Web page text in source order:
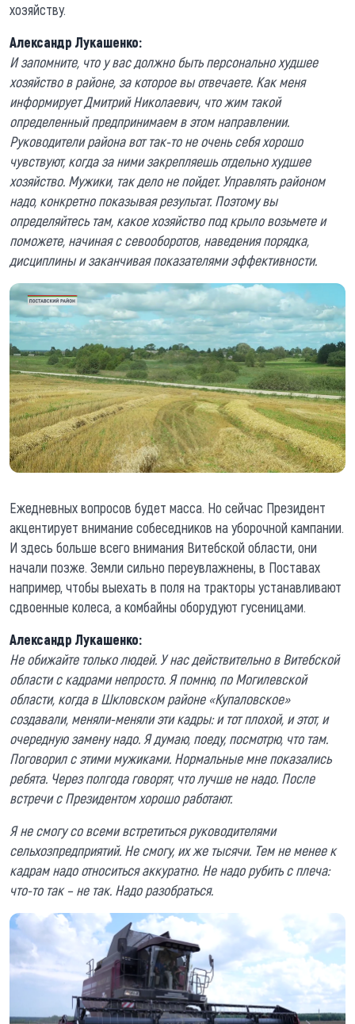
хозяйству.
Александр Лукашенко:
И запомните, что у вас должно быть персонально худшее
хозяйство в районе, за которое вы отвечаете. Как меня
информирует Дмитрий Николаевич, что жим такой
определенный предпринимаем в этом направлении.
Руководители района вот так-то не очень себя хорошо
чувствуют, когда за ними закрепляешь отдельно худшее
хозяйство. Мужики, так дело не пойдет. Управлять районом
надо, конкретно показывая результат. Поэтому вы
определяйтесь там, какое хозяйство под крыло возьмете и
поможете, начиная с севооборотов, наведения порядка,
дисциплины и заканчивая показателями эффективности.
Ежедневных вопросов будет масса. Но сейчас Президент
акцентирует внимание собеседников на уборочной кампании.
И здесь больше всего внимания Витебской области, они
начали позже. Земли сильно переувлажнены, в Поставах
например, чтобы выехать в поля на тракторы устанавливают
сдвоенные колеса, а комбайны оборудуют гусеницами.
Александр Лукашенко:
Не обижайте только людей. У нас действительно в Витебской
области с кадрами непросто. Я помню, по Могилевской
области, когда в Шкловском районе «Купаловское»
создавали, меняли-меняли эти кадры: и тот плохой, и этот, и
очередную замену надо. Я думаю, поеду, посмотрю, что там.
Поговорил с этими мужиками. Нормальные мне показались
ребята. Через полгода говорят, что лучше не надо. После
встречи с Президентом хорошо работают.
Я не смогу со всеми встретиться руководителями
сельхозпредприятий. Не смогу, их же тысячи. Тем не менее к
кадрам надо относиться аккуратно. Не надо рубить с плеча:
что-то так – не так. Надо разобраться.